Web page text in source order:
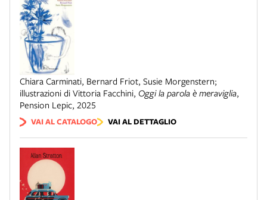
Chiara Carminati, Bernard Friot, Susie Morgenstern;
illustrazioni di Vittoria Facchini, Oggi la parola è meraviglia,
Pension Lepic, 2025
VAI AL CATALOGO VAI AL DETTAGLIO